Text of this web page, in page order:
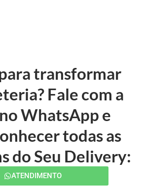
transformar
Fale com a
WhatsApp e
todas as
do Seu Delivery:
ATENDIMENTO